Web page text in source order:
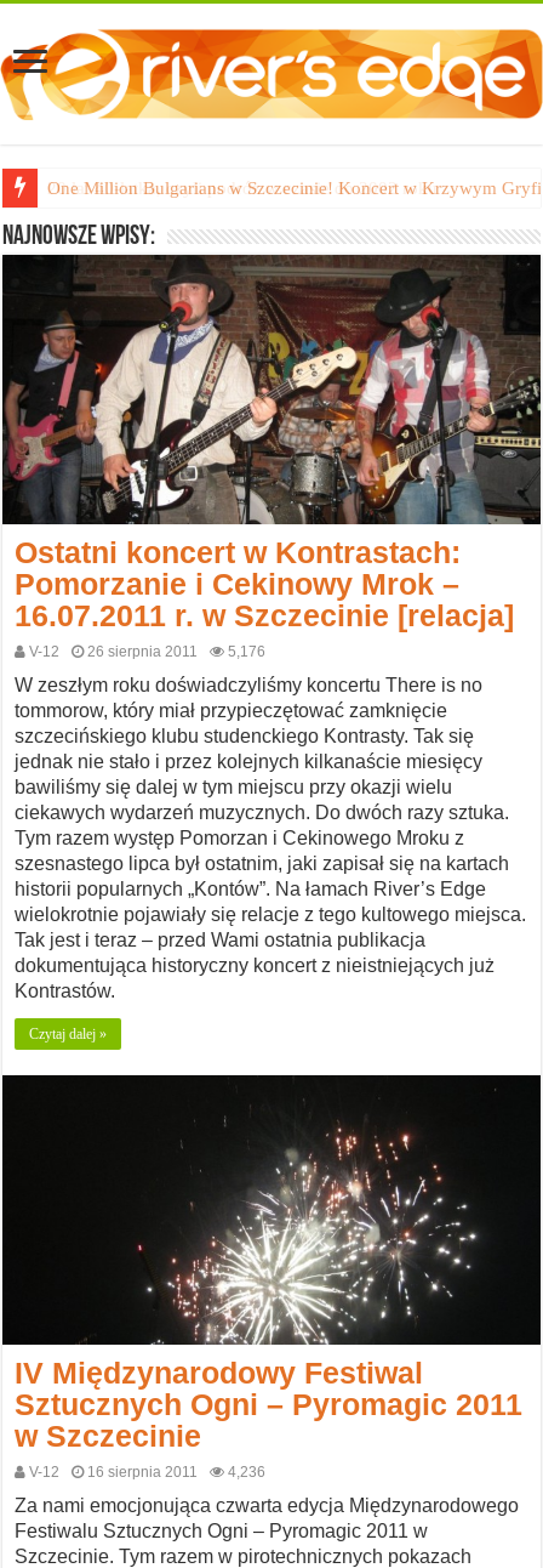
20 lat 40-latka, czyli podróż w czasie do 2002 roku
Najnowsze wpisy:
Ostatni koncert w Kontrastach:
Pomorzanie i Cekinowy Mrok –
16.07.2011 r. w Szczecinie [relacja]
V-12 26 sierpnia 2011 5,176
W zeszłym roku doświadczyliśmy koncertu There is no
tommorow, który miał przypieczętować zamknięcie
szczecińskiego klubu studenckiego Kontrasty. Tak się
jednak nie stało i przez kolejnych kilkanaście miesięcy
bawiliśmy się dalej w tym miejscu przy okazji wielu
ciekawych wydarzeń muzycznych. Do dwóch razy sztuka.
Tym razem występ Pomorzan i Cekinowego Mroku z
szesnastego lipca był ostatnim, jaki zapisał się na kartach
historii popularnych „Kontów”. Na łamach River’s Edge
wielokrotnie pojawiały się relacje z tego kultowego miejsca.
Tak jest i teraz – przed Wami ostatnia publikacja
dokumentująca historyczny koncert z nieistniejących już
Kontrastów.
Czytaj dalej »
IV Międzynarodowy Festiwal
Sztucznych Ogni – Pyromagic 2011
w Szczecinie
V-12 16 sierpnia 2011 4,236
Za nami emocjonująca czwarta edycja Międzynarodowego
Festiwalu Sztucznych Ogni – Pyromagic 2011 w
Szczecinie. Tym razem w pirotechnicznych pokazach